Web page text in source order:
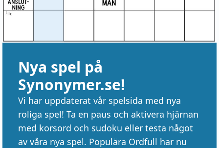
Nya spel på
Synonymer.se!
Vi har uppdaterat vår spelsida med nya
roliga spel! Ta en paus och aktivera hjärnan
med korsord och sudoku eller testa något
av våra nya spel. Populära Ordfull har nu